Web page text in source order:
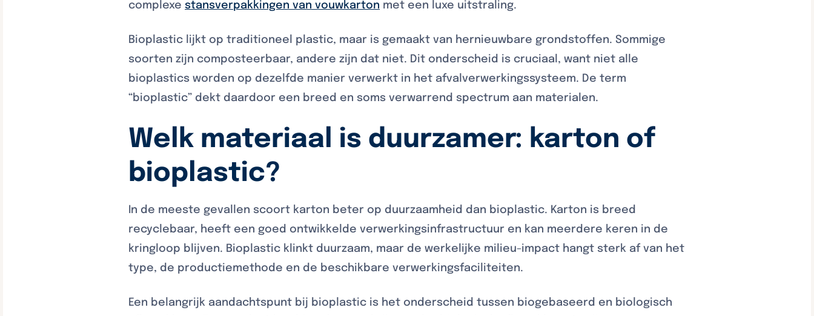
complexe stansverpakkingen van vouwkarton met een luxe uitstraling.
Bioplastic lijkt op traditioneel plastic, maar is gemaakt van hernieuwbare grondstoffen. Sommige
soorten zijn composteerbaar, andere zijn dat niet. Dit onderscheid is cruciaal, want niet alle
bioplastics worden op dezelfde manier verwerkt in het afvalverwerkingssysteem. De term
“bioplastic” dekt daardoor een breed en soms verwarrend spectrum aan materialen.
Welk materiaal is duurzamer: karton of
bioplastic?
In de meeste gevallen scoort karton beter op duurzaamheid dan bioplastic. Karton is breed
recyclebaar, heeft een goed ontwikkelde verwerkingsinfrastructuur en kan meerdere keren in de
kringloop blijven. Bioplastic klinkt duurzaam, maar de werkelijke milieu-impact hangt sterk af van het
type, de productiemethode en de beschikbare verwerkingsfaciliteiten.
Een belangrijk aandachtspunt bij bioplastic is het onderscheid tussen biogebaseerd en biologisch